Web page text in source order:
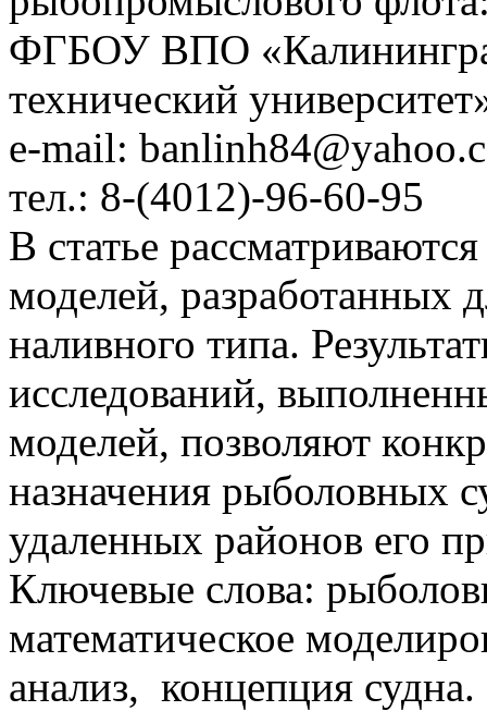
ФГБОУ ВПО
технический
e-mail:
тел.: 8-(4012)-96-60-95
В статье
моделей, разработанных
наливного типа.
исследований,
моделей, позволяют
назначения рыболовных
удаленных районов его
Ключевые слова:
математическое
анализ, концепция судна.